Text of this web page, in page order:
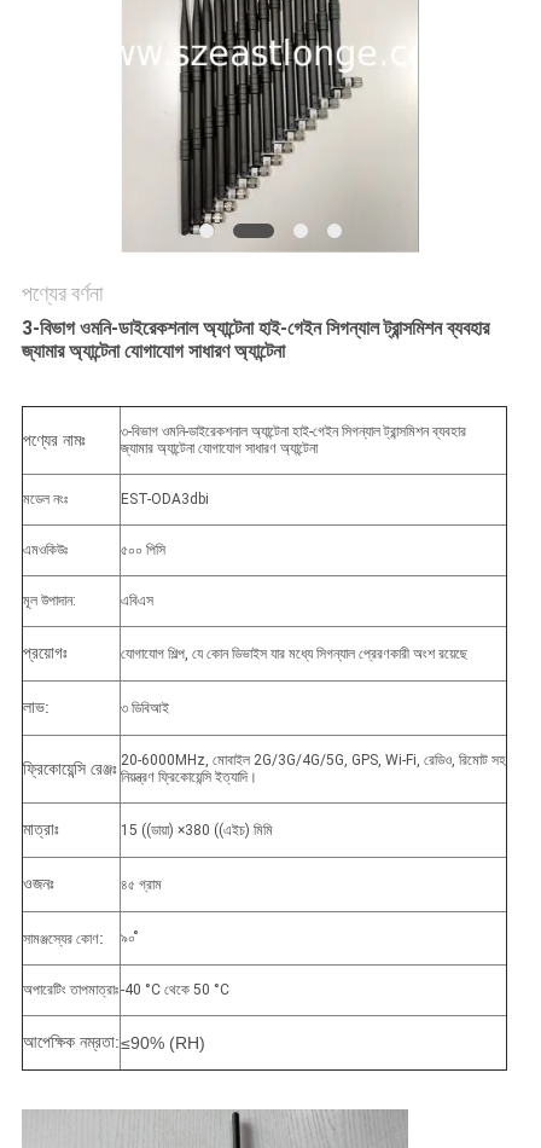
POLICY
পণ্যের বর্ণনা
3-বিভাগ ওমনি-ডাইরেকশনাল অ্যান্টেনা হাই-গেইন সিগন্যাল ট্রান্সমিশন ব্যবহার
জ্যামার অ্যান্টেনা যোগাযোগ সাধারণ অ্যান্টেনা
পণ্যের নামঃ
৩-বিভাগ ওমনি-ডাইরেকশনাল অ্যান্টেনা হাই-গেইন সিগন্যাল ট্রান্সমিশন ব্যবহার
জ্যামার অ্যান্টেনা যোগাযোগ সাধারণ অ্যান্টেনা
মডেল নংঃ EST-ODA3dbi
এমওকিউঃ ৫০০ পিসি
মূল উপাদান: এবিএস
প্রয়োগঃ যোগাযোগ শিল্প, যে কোন ডিভাইস যার মধ্যে সিগন্যাল প্রেরণকারী অংশ রয়েছে
লাভ: ৩ ডিবিআই
ফ্রিকোয়েন্সি রেঞ্জঃ 20-6000MHz, মোবাইল 2G/3G/4G/5G, GPS, Wi-Fi, রেডিও, রিমোট সহ
নিয়ন্ত্রণ ফ্রিকোয়েন্সি ইত্যাদি।
মাত্রাঃ 15 ((ডায়া) ×380 ((এইচ) মিমি
ওজনঃ ৪৫ গ্রাম
সামঞ্জস্যের কোণ: ৯০ ̊
অপারেটিং তাপমাত্রাঃ-40 °C থেকে 50 °C
আপেক্ষিক নম্রতা:≤90% (RH)